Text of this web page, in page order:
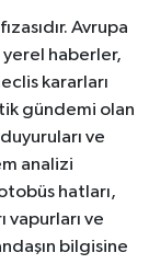
Avrupa
yerel haberler,
kararları
gündemi olan
ve
analizi
hatları,
ve
bilgisine